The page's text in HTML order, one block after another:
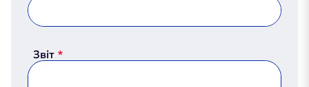
Звіт